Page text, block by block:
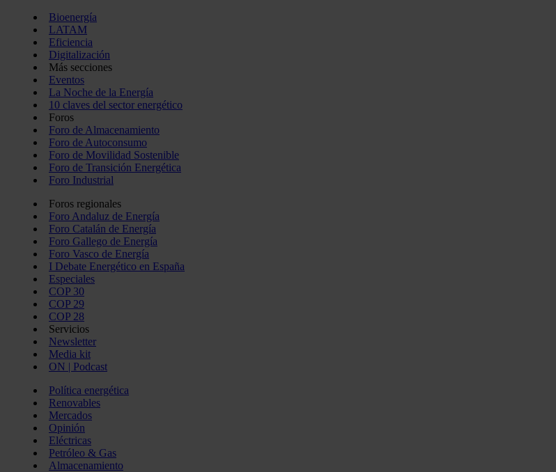
Bioenergía
LATAM
Eficiencia
Digitalización
Más secciones
Eventos
La Noche de la Energía
10 claves del sector energético
Foros
Foro de Almacenamiento
Foro de Autoconsumo
Foro de Movilidad Sostenible
Foro de Transición Energética
Foro Industrial
Foros regionales
Foro Andaluz de Energía
Foro Catalán de Energía
Foro Gallego de Energía
Foro Vasco de Energía
I Debate Energético en España
Especiales
COP 30
COP 29
COP 28
Servicios
Newsletter
Media kit
ON | Podcast
Política energética
Renovables
Mercados
Opinión
Eléctricas
Petróleo & Gas
Almacenamiento